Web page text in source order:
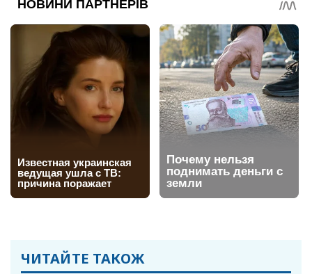
ЧИТАЙТЕ ТАКОЖ